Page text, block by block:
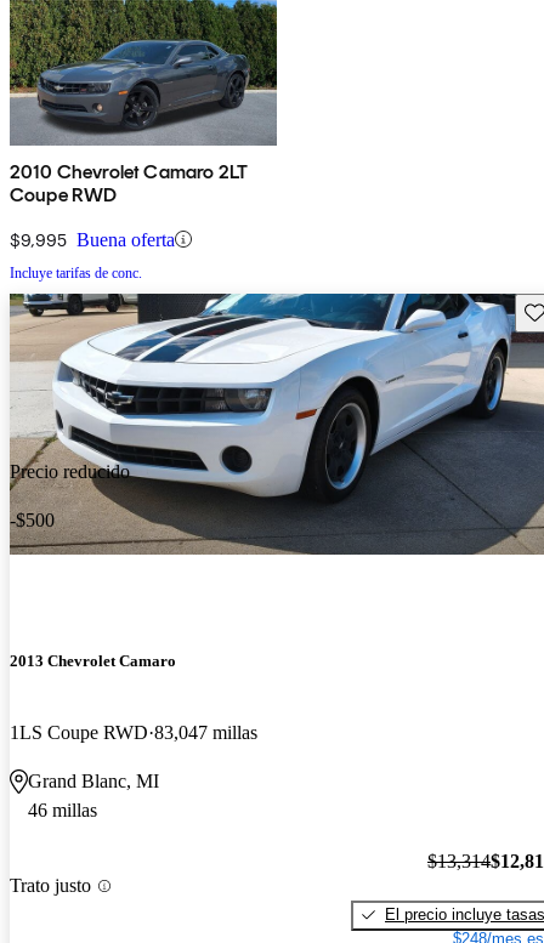
2010 Chevrolet Camaro 2LT
Coupe RWD
$9,995 Buena oferta
Incluye tarifas de conc.
Precio reducido
-$500
2013 Chevrolet Camaro
1LS Coupe RWD 83,047 millas
Grand Blanc, MI
46 millas
Trato justo
$13,314
El precio incluye tasas
$248/mes